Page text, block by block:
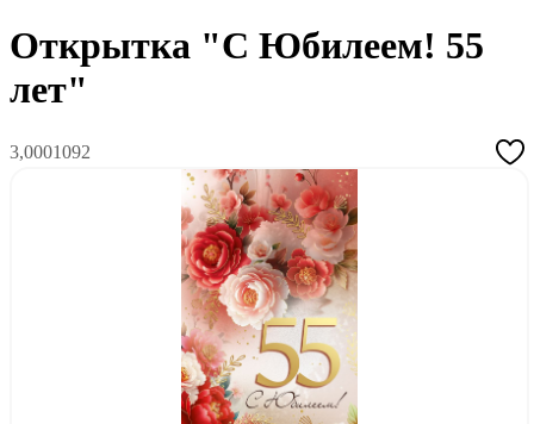
Открытка "С Юбилеем! 55
лет"
3,0001092